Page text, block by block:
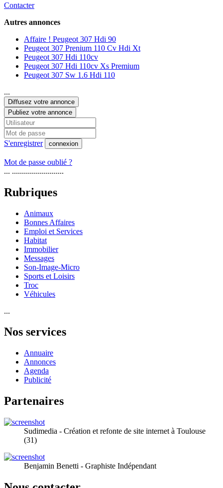
Contacter
Autres annonces
Affaire ! Peugeot 307 Hdi 90
Peugeot 307 Prenium 110 Cv Hdi Xt
Peugeot 307 Hdi 110cv
Peugeot 307 Hdi 110cv Xs Premium
Peugeot 307 Sw 1.6 Hdi 110
...
Diffusez votre annonce
Publiez votre annonce
S'enregistrer connexion
Mot de passe oublié ?
... ..........................
Rubriques
Animaux
Bonnes Affaires
Emploi et Services
Habitat
Immobilier
Messages
Son-Image-Micro
Sports et Loisirs
Troc
Véhicules
...
Nos services
Annuaire
Annonces
Agenda
Publicité
Partenaires
Sudimedia - Création et refonte de site internet à Toulouse
(31)
Benjamin Benetti - Graphiste Indépendant